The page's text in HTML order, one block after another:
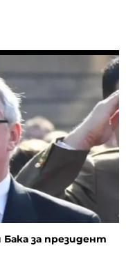
за президент